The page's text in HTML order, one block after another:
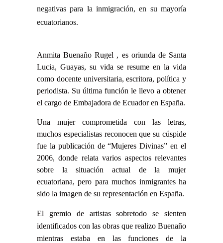
negativas para la inmigración, en su mayoría
ecuatorianos.
Anmita Buenaño Rugel , es oriunda de Santa
Lucia, Guayas, su vida se resume en la vida
como docente universitaria, escritora, política y
periodista. Su última función le llevo a obtener
el cargo de Embajadora de Ecuador en España.
Una mujer comprometida con las letras,
muchos especialistas reconocen que su cúspide
fue la publicación de “Mujeres Divinas” en el
2006, donde relata varios aspectos relevantes
sobre la situación actual de la mujer
ecuatoriana, pero para muchos inmigrantes ha
sido la imagen de su representación en España.
El gremio de artistas sobretodo se sienten
identificados con las obras que realizo Buenaño
mientras estaba en las funciones de la